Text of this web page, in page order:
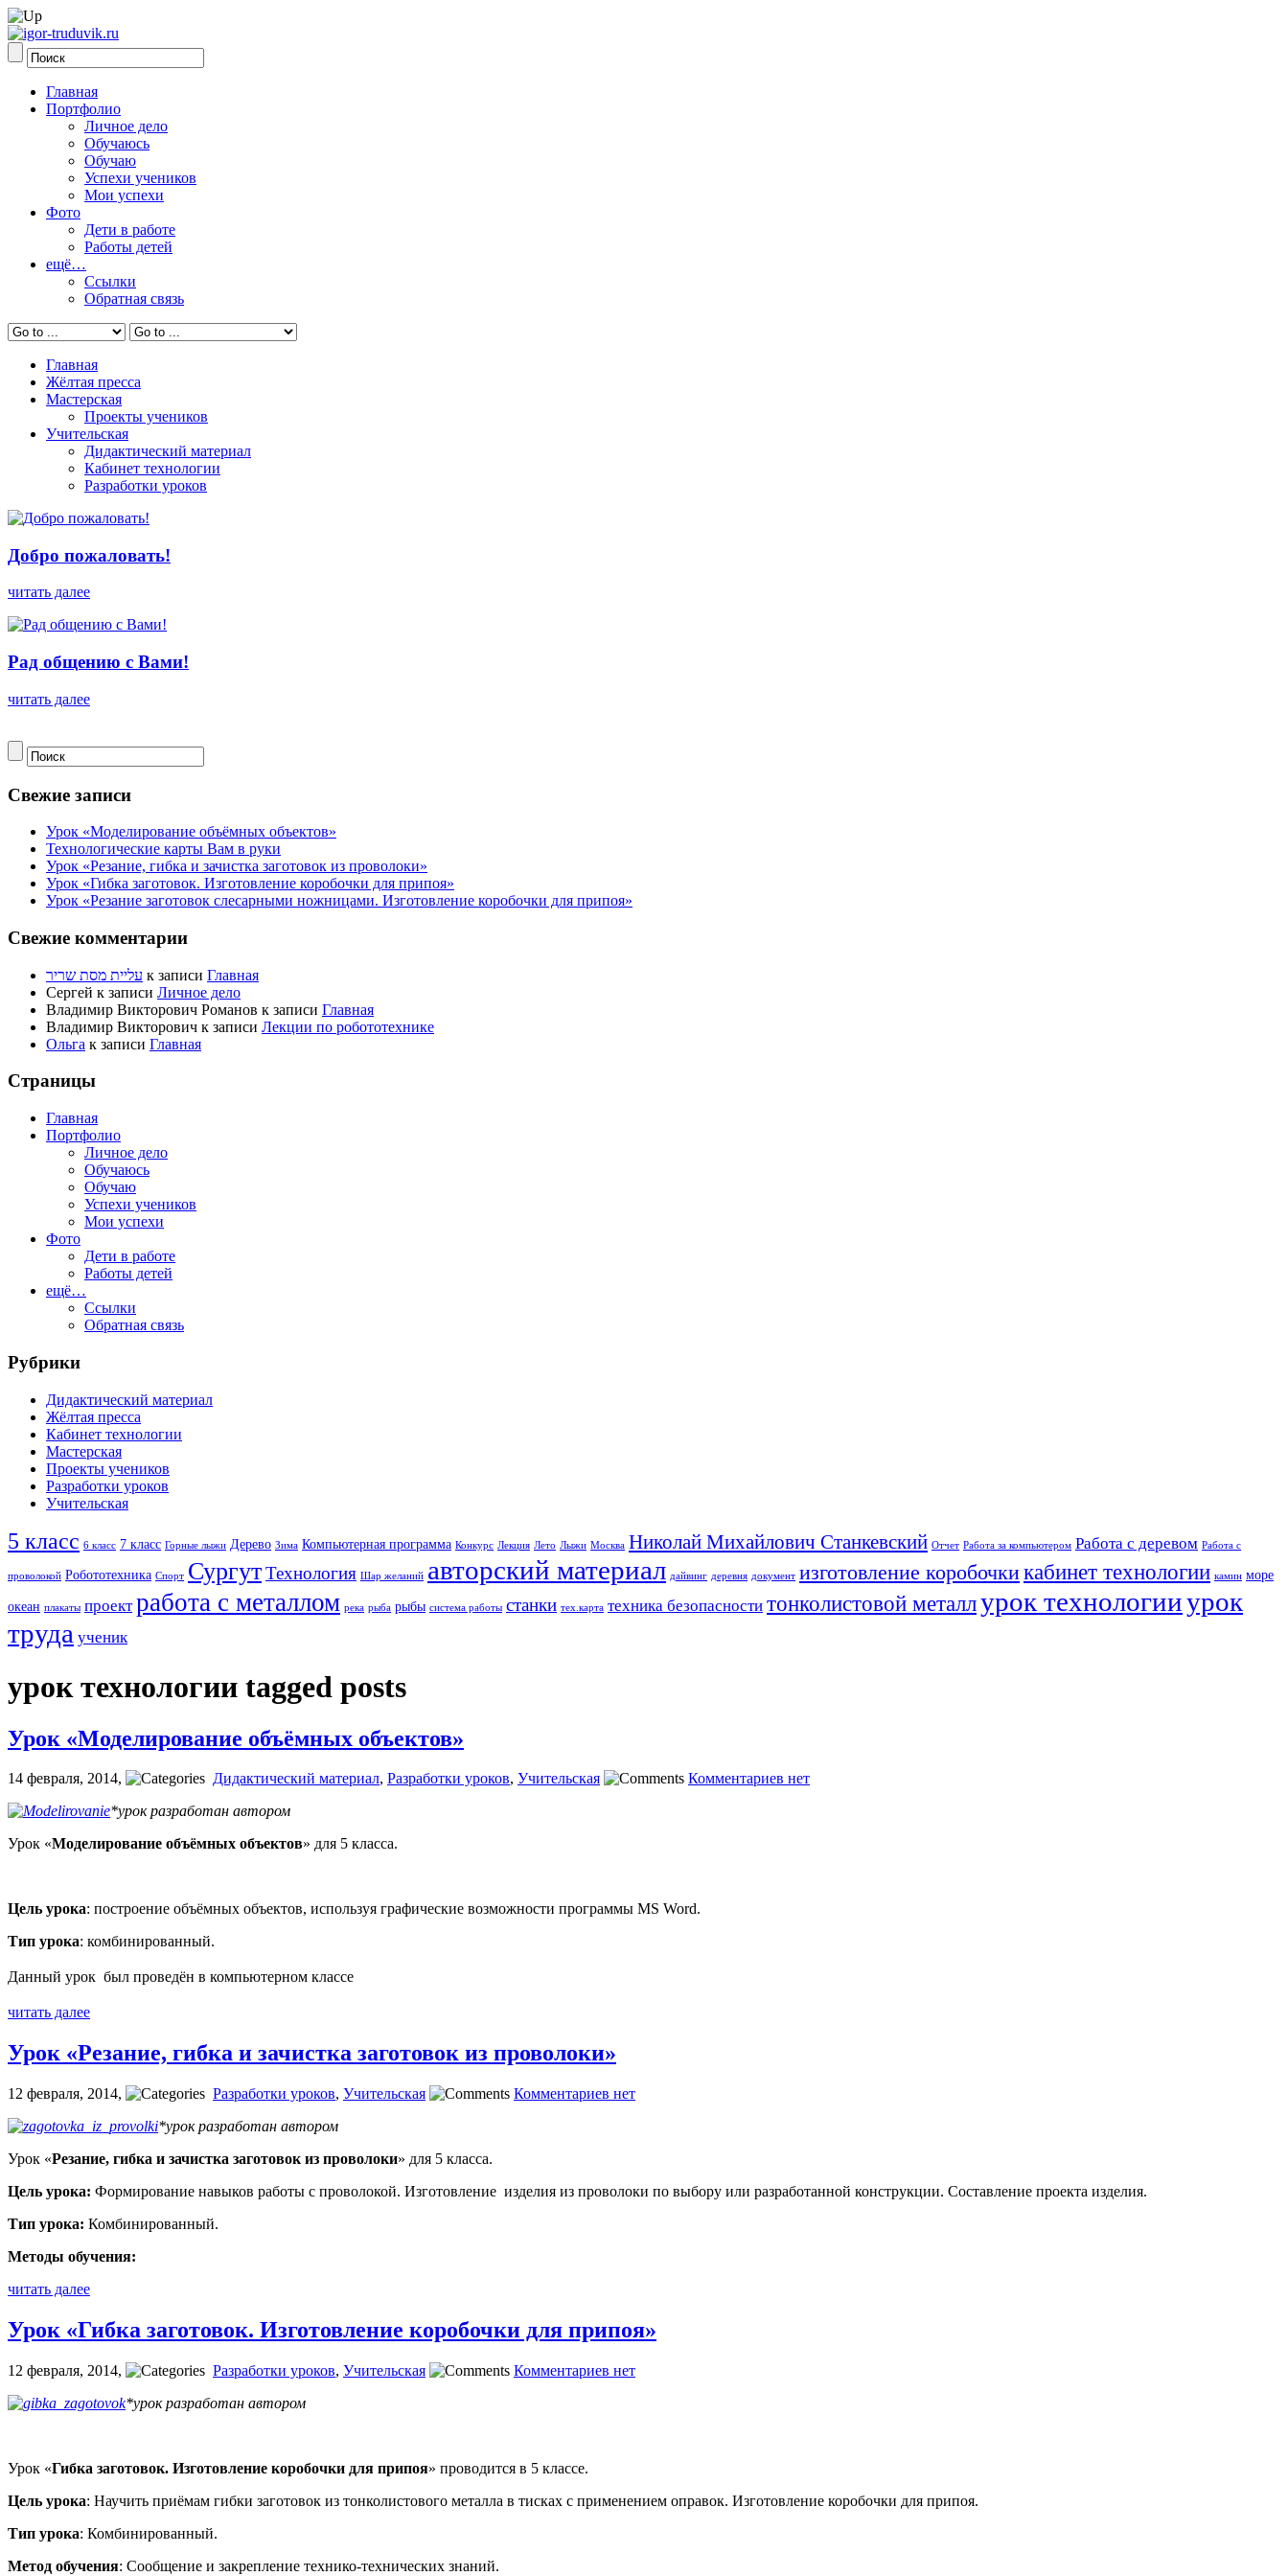
Главная
Портфолио
Личное дело
Обучаюсь
Обучаю
Успехи учеников
Мои успехи
Фото
Дети в работе
Работы детей
ещё…
Ссылки
Обратная связь
Главная
Жёлтая пресса
Мастерская
Проекты учеников
Учительская
Дидактический материал
Кабинет технологии
Разработки уроков
Добро пожаловать!
читать далее
Рад общению с Вами!
читать далее
Свежие записи
Урок «Моделирование объёмных объектов»
Технологические карты Вам в руки
Урок «Резание, гибка и зачистка заготовок из проволоки»
Урок «Гибка заготовок. Изготовление коробочки для припоя»
Урок «Резание заготовок слесарными ножницами. Изготовление коробочки для припоя»
Свежие комментарии
עליית מסת שריר к записи Главная
Сергей к записи Личное дело
Владимир Викторович Романов к записи Главная
Владимир Викторович к записи Лекции по робототехнике
Ольга к записи Главная
Страницы
Главная
Портфолио
Личное дело
Обучаюсь
Обучаю
Успехи учеников
Мои успехи
Фото
Дети в работе
Работы детей
ещё…
Ссылки
Обратная связь
Рубрики
Дидактический материал
Жёлтая пресса
Кабинет технологии
Мастерская
Проекты учеников
Разработки уроков
Учительская
5 класс 6 класс 7 класс Горные лыжи Дерево Зима Компьютерная программа Конкурс Лекция Лето Лыжи Москва Николай Михайлович Станкевский Отчет Работа за компьютером Работа с деревом Работа с
проволокой Робототехника Спорт СургутТехнология Шар желаний авторский материал дайвинг деревня документ изготовление коробочкикабинет технологии камин море
океан плакаты проект работа с металлом река рыба рыбы система работы станки тех.карта техника безопасности тонколистовой металлурок технологииурок
труда ученик
урок технологии tagged posts
Урок «Моделирование объёмных объектов»
14 февраля, 2014, Дидактический материал, Разработки уроков, Учительская
Комментариев нет
*урок разработан автором
Урок «Моделирование объёмных объектов» для 5 класса.
Цель урока: построение объёмных объектов, используя графические возможности программы MS Word.
Тип урока: комбинированный.
Данный урок был проведён в компьютерном классе
читать далее
Урок «Резание, гибка и зачистка заготовок из проволоки»
12 февраля, 2014, Разработки уроков, Учительская
Комментариев нет
*урок разработан автором
Урок «Резание, гибка и зачистка заготовок из проволоки» для 5 класса.
Цель урока: Формирование навыков работы с проволокой. Изготовление изделия из проволоки по выбору или разработанной конструкции. Составление проекта изделия.
Тип урока: Комбинированный.
Методы обучения:
читать далее
Урок «Гибка заготовок. Изготовление коробочки для припоя»
12 февраля, 2014, Разработки уроков, Учительская
Комментариев нет
*урок разработан автором
Урок «Гибка заготовок. Изготовление коробочки для припоя» проводится в 5 классе.
Цель урока: Научить приёмам гибки заготовок из тонколистового металла в тисках с применением оправок. Изготовление коробочки для припоя.
Тип урока: Комбинированный.
Метод обучения: Сообщение и закрепление технико-технических знаний.